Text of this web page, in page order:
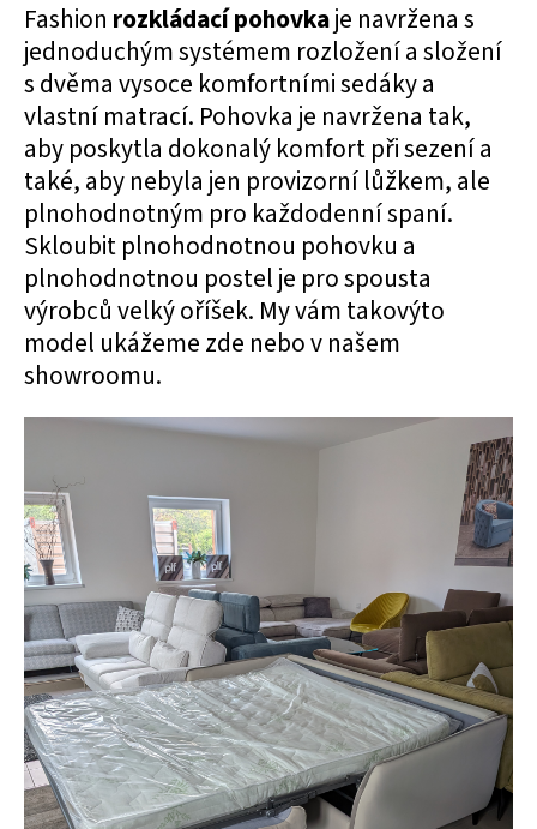
Fashion rozkládací pohovkaje navržena s
jednoduchým systémem rozložení a složení
s dvěma vysoce komfortními sedáky a
vlastní matrací. Pohovka je navržena tak,
aby poskytla dokonalý komfort při sezení a
také, aby nebyla jen provizorní lůžkem, ale
plnohodnotným pro každodenní spaní.
Skloubit plnohodnotnou pohovku a
plnohodnotnou postel je pro spousta
výrobců velký oříšek. My vám takovýto
model ukážeme zde nebo v našem
showroomu.